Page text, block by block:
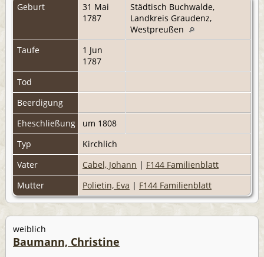
Geburt
31 Mai
1787
Städtisch Buchwalde,
Landkreis Graudenz,
Westpreußen
Taufe
1 Jun
1787
Tod
Beerdigung
Eheschließung
um 1808
Typ
Kirchlich
Vater
Cabel, Johann | F144 Familienblatt
Mutter
Polietin, Eva | F144 Familienblatt
weiblich
Baumann, Christine